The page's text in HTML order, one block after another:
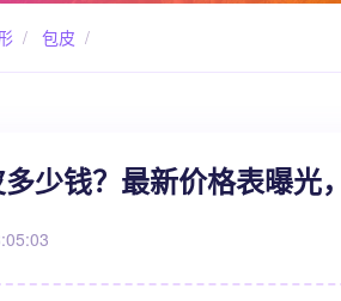
/ 包皮 /
少钱？最新价格表曝光